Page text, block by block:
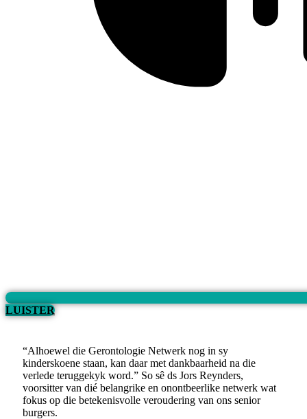
LUISTER
“Alhoewel die Gerontologie Netwerk nog in sy
kinderskoene staan, kan daar met dankbaarheid na die
verlede teruggekyk word.” So sê ds Jors Reynders,
voorsitter van dié belangrike en onontbeerlike netwerk wat
fokus op die betekenisvolle veroudering van ons senior
burgers.